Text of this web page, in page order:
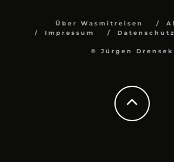
Über Wasmitreisen
Impressum
Datenschutz
© Jürgen Drensek